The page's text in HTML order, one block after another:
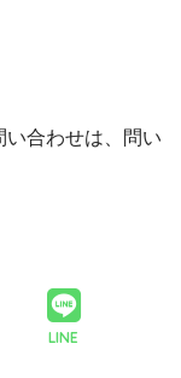
い合わせは、問い
LINE